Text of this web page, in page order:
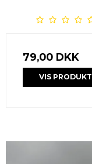
79,00 DKK
VIS PRODUKT